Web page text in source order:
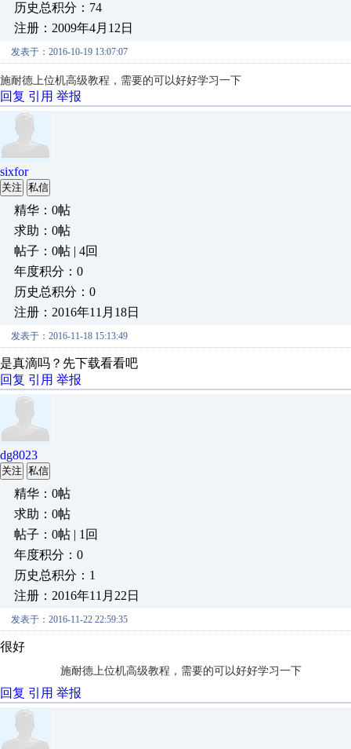
历史总积分：74
注册：2009年4月12日
发表于：2016-10-19 13:07:07
施耐德上位机高级教程，需要的可以好好学习一下
回复 引用 举报
sixfor
关注 私信
精华：0帖
求助：0帖
帖子：0帖 | 4回
年度积分：0
历史总积分：0
注册：2016年11月18日
发表于：2016-11-18 15:13:49
是真滴吗？先下载看看吧
回复 引用 举报
dg8023
关注 私信
精华：0帖
求助：0帖
帖子：0帖 | 1回
年度积分：0
历史总积分：1
注册：2016年11月22日
发表于：2016-11-22 22:59:35
很好
施耐德上位机高级教程，需要的可以好好学习一下
回复 引用 举报